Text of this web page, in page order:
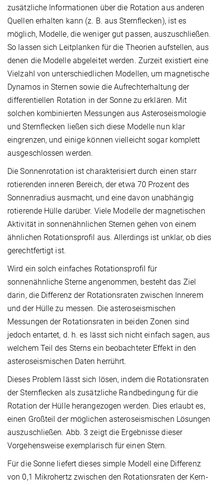
zusätzliche Informationen über die Rotation aus anderen
Quellen erhalten kann (z. B. aus Sternflecken), ist es
möglich, Modelle, die weniger gut passen, auszuschließen.
So lassen sich Leitplanken für die Theorien aufstellen, aus
denen die Modelle abgeleitet werden. Zurzeit existiert eine
Vielzahl von unterschiedlichen Modellen, um magnetische
Dynamos in Sternen sowie die Aufrechterhaltung der
differentiellen Rotation in der Sonne zu erklären. Mit
solchen kombinierten Messungen aus Asteroseismologie
und Sternflecken ließen sich diese Modelle nun klar
eingrenzen, und einige können vielleicht sogar komplett
ausgeschlossen werden.
Die Sonnenrotation ist charakterisiert durch einen starr
rotierenden inneren Bereich, der etwa 70 Prozent des
Sonnenradius ausmacht, und eine davon unabhängig
rotierende Hülle darüber. Viele Modelle der magnetischen
Aktivität in sonnenähnlichen Sternen gehen von einem
ähnlichen Rotationsprofil aus. Allerdings ist unklar, ob dies
gerechtfertigt ist.
Wird ein solch einfaches Rotationsprofil für
sonnenähnliche Sterne angenommen, besteht das Ziel
darin, die Differenz der Rotationsraten zwischen Innerem
und der Hülle zu messen. Die asteroseismischen
Messungen der Rotationsraten in beiden Zonen sind
jedoch entartet, d. h. es lässt sich nicht einfach sagen, aus
welchem Teil des Sterns ein beobachteter Effekt in den
asteroseismischen Daten herrührt.
Dieses Problem lässt sich lösen, indem die Rotationsraten
der Sternflecken als zusätzliche Randbedingung für die
Rotation der Hülle herangezogen werden. Dies erlaubt es,
einen Großteil der möglichen asteroseismischen Lösungen
auszuschließen. Abb. 3 zeigt die Ergebnisse dieser
Vorgehensweise exemplarisch für einen Stern.
Für die Sonne liefert dieses simple Modell eine Differenz
von 0,1 Mikrohertz zwischen den Rotationsraten der Kern-